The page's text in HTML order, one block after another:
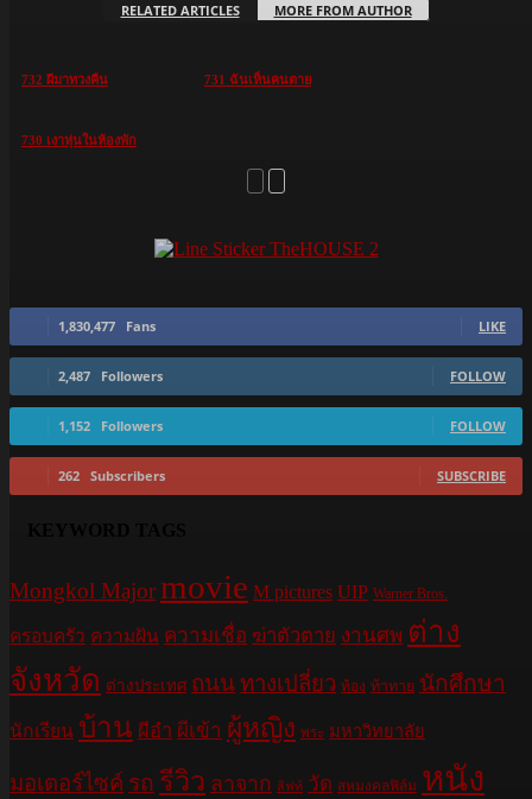
RELATED ARTICLES MORE FROM AUTHOR
732 ผีมาทวงคืน 731 ฉันเห็นคนตาย
730 เงาหุ่นในห้องพัก
1,830,477 Fans LIKE
2,487 Followers FOLLOW
1,152 Followers FOLLOW
262 Subscribers SUBSCRIBE
Mongkol Majormovie M pictures UIP Warner Bros.
ครอบครัว ความฝัน ความเชื่อ ฆ่าตัวตาย งานศพ ต่าง
จังหวัด ต่างประเทศ ถนนทางเปลี่ยว ท้อง ท้าทาย นักศึกษา
นักเรียน บ้าน ผีอำ ผีเข้า ผู้หญิง พระ มหาวิทยาลัย
มอเตอร์ไซค์ รถ รีวิว ลาจาก ลิฟท์ วัด สหมงคลฟิล์ม หนัง